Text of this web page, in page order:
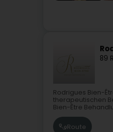
89
Rodrigues Bien-
therapeutischen
Bien-Être
Route